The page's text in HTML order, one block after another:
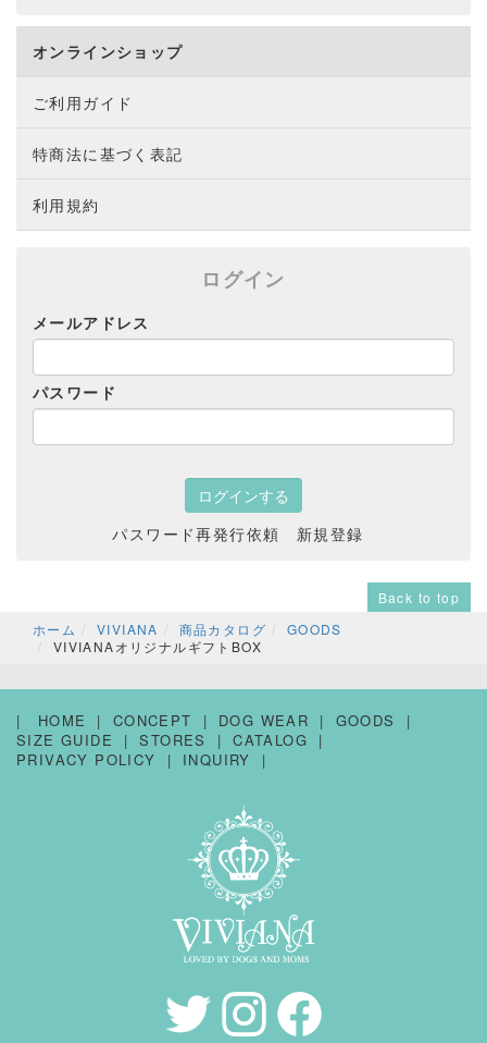
オンラインショップ
ご利用ガイド
特商法に基づく表記
利用規約
ログイン
メールアドレス
パスワード
パスワード再発行依頼 新規登録
Back to top
ホーム
VIVIANA 商品カタログ
GOODS
VIVIANAオリジナルギフトBOX
HOME CONCEPT DOG WEAR
GOODS
SIZE GUIDE
STORES
CATALOG
PRIVACY POLICY
INQUIRY